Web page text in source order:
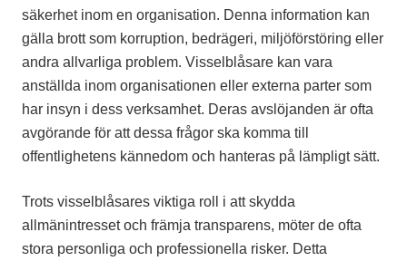
säkerhet inom en organisation. Denna information kan
gälla brott som korruption, bedrägeri, miljöförstöring eller
andra allvarliga problem. Visselblåsare kan vara
anställda inom organisationen eller externa parter som
har insyn i dess verksamhet. Deras avslöjanden är ofta
avgörande för att dessa frågor ska komma till
offentlighetens kännedom och hanteras på lämpligt sätt.
Trots visselblåsares viktiga roll i att skydda
allmänintresset och främja transparens, möter de ofta
stora personliga och professionella risker. Detta